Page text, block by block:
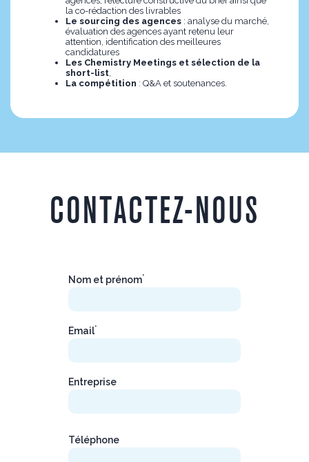
la co-rédaction des livrables
Le sourcing des agences : analyse du marché,
évaluation des agences ayant retenu leur
attention, identification des meilleures
candidatures
Les Chemistry Meetings et sélection de la
short-list
La compétition : Q&A et soutenances.
CONTACTEZ-NOUS
Nom et prénom*
Email*
Entreprise
Téléphone